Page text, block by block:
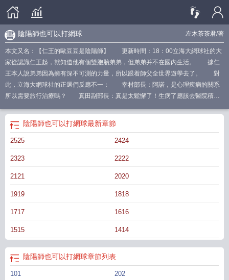
左木茶茶君/著
陰陽師也可以打網球
本文又名：【仁王的歐豆豆是陰陽師】 更新時間：18：00立海大網球社的大
家從認識仁王起，就知道他有個雙胞胎弟弟，但弟弟并不在國內生活。 據仁
王本人說弟弟因為擁有深不可測的力量，所以跟着師父全世界遊學去了。 對
此，立海大網球社的正選們反應不一： 幸村部長：阿諾，是心理疾病的關系
所以需要旅行治療嗎？ 真田副部長：真是太鬆懈了！生病了應該去醫院積極
定性為百分之九十三點六。 切原：嘶——仁王前輩的弟弟是個不良嗎？學校
都不收的那種，隻能去遊學？ 柳生：這個弟弟真的存在嗎？目前我沒有見過
關於弟弟的任何照片，就連雅治家也沒有對方的生活痕迹呢。 丸井：仁王的
有一個雙胞胎弟弟，超級黏人超級可愛超級強大的雙胞胎弟弟！ 當遊學歸來
樣後大驚。 仁王千鶴，長得跟仁王有八分像，臉更圓溜一些，眼睛也更大更
圓，比起仁王多了幾分幼態可愛。 頭發是銀白色的（這是真發，仁王的頭發
上各有一顆惹人眼的紅痣。 除此之外發型跟哥哥一樣，胸前都垂着小辮
兒。 他特别喜歡笑，看起來傻乎乎的。 “大家好，我叫仁王千鶴，我是一
名陰陽師哦。” 切原赤也自信接話，“我也是呢！我陰陽師的號都60級
了！” 仁王千鶴笑眯眯的沒說話。 後來他們親眼看到仁王千鶴把纏着幸村
的惡鬼驅散，才明白這個陰陽師不是遊戲裡的陰陽師，而是傳說中除鬼鎮妖的陰
陰陽師也可以打網球最新章節
2525 2424
2323 2222
2121 2020
1919 1818
1717 1616
1515 1414
陰陽師也可以打網球章節列表
101 202